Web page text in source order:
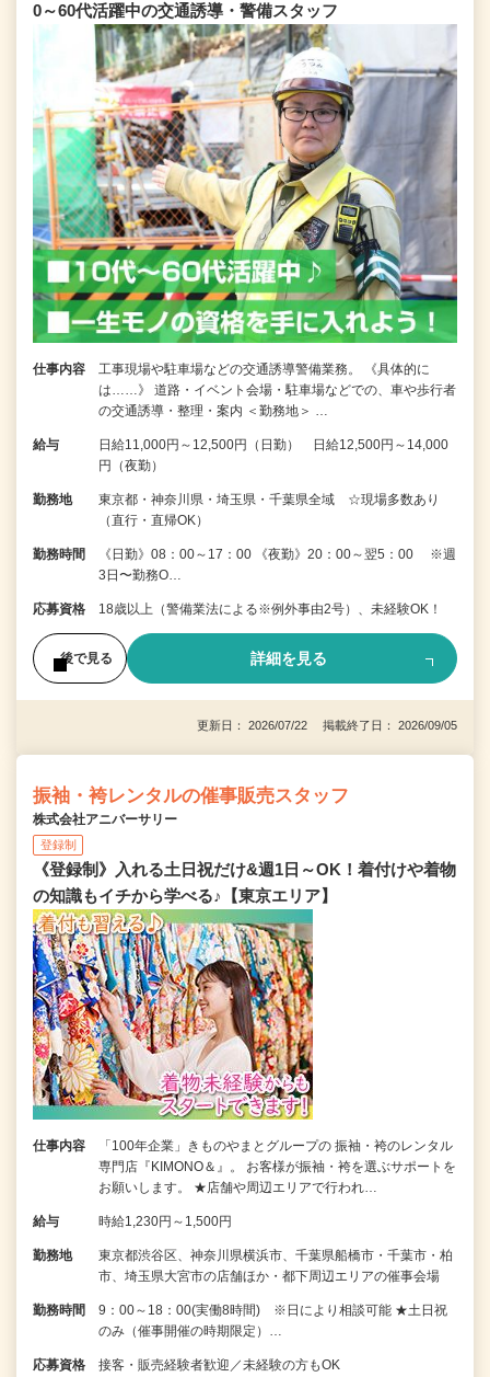
0～60代活躍中の交通誘導・警備スタッフ
仕事内容
工事現場や駐車場などの交通誘導警備業務。 《具体的に
は……》 道路・イベント会場・駐車場などでの、車や歩行者
の交通誘導・整理・案内 ＜勤務地＞ …
給与
日給11,000円～12,500円（日勤） 日給12,500円～14,000
円（夜勤）
勤務地
東京都・神奈川県・埼玉県・千葉県全域 ☆現場多数あり
（直行・直帰OK）
勤務時間
《日勤》08：00～17：00 《夜勤》20：00～翌5：00 ※週
3日〜勤務O…
応募資格 18歳以上（警備業法による※例外事由2号）、未経験OK！
後で見る 詳細を見る
更新日： 2026/07/22 掲載終了日： 2026/09/05
振袖・袴レンタルの催事販売スタッフ
株式会社アニバーサリー
登録制
《登録制》入れる土日祝だけ&週1日～OK！着付けや着物
の知識もイチから学べる♪【東京エリア】
仕事内容
「100年企業」きものやまとグループの 振袖・袴のレンタル
専門店『KIMONO＆』。 お客様が振袖・袴を選ぶサポートを
お願いします。 ★店舗や周辺エリアで行われ…
給与 時給1,230円～1,500円
勤務地
東京都渋谷区、神奈川県横浜市、千葉県船橋市・千葉市・柏
市、埼玉県大宮市の店舗ほか・都下周辺エリアの催事会場
勤務時間
9：00～18：00(実働8時間) ※日により相談可能 ★土日祝
のみ（催事開催の時期限定）…
応募資格 接客・販売経験者歓迎／未経験の方もOK